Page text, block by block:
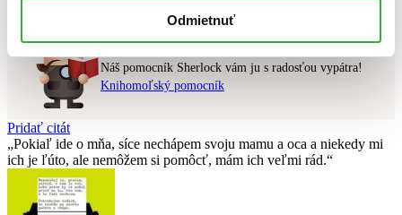
Odmietnuť
Chcete poradiť knihu?
Náš pomocník Sherlock vám ju s radosťou vypátra!
Knihomoľský pomocník
Pridať citát
Pokiaľ ide o mňa, síce nechápem svoju mamu a oca a niekedy mi
ich je ľúto, ale nemôžem si pomôcť, mám ich veľmi rád.